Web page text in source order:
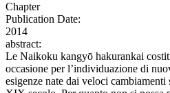
Chapter
Publication Date:
2014
abstract:
Le Naikoku kangyō hakurankai
occasione per l’individuazione di
esigenze nate dai veloci